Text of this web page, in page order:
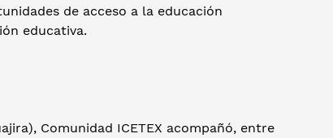
de acceso a la educación
educativa.
Comunidad ICETEX acompañó, entre